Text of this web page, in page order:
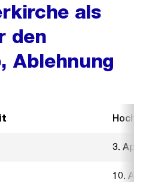
als
den
Ablehnung
3. April
10.